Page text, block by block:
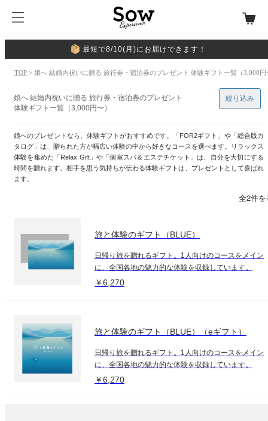
最短で8/10(月)にお届けできます！
TOP > 娘へ 結婚内祝いに贈る 旅行券・宿泊券のプレゼント 体験ギフト一覧（3,000円
娘へ 結婚内祝いに贈る 旅行券・宿泊券のプレゼント
体験ギフト一覧（3,000円〜）
娘へのプレゼントなら、体験ギフトがおすすめです。「FOR2ギフト」や「総合版カ
タログ」は、贈られた方が幅広い体験の中から好きなコースを選べます。リラックス
体験を集めた「Relax Gift」や「個室スパ＆エステチケット」は、自分を大切にする
時間を贈れます。相手を思う気持ちが伝わる体験ギフトは、プレゼントとして喜ばれ
ます。
絞り込み
全2件
旅と体験のギフト（BLUE）
日帰り旅を贈れるギフト。1人向けのコースをメイン
に、全国各地の魅力的な体験を収録しています。
￥6,270
旅と体験のギフト（BLUE）（eギフト）
日帰り旅を贈れるギフト。1人向けのコースをメイン
に、全国各地の魅力的な体験を収録しています。
￥6,270